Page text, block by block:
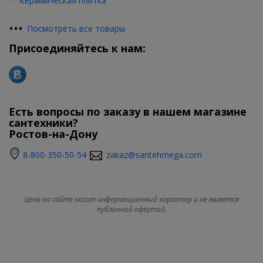
••• Посмотреть все товары
Присоединяйтесь к нам:
Есть вопросы по заказу в нашем магазине
сантехники?
Ростов-на-Дону
8-800-350-50-54 zakaz@santehmega.com
Цена на сайте носит информационный характер и не является
публичной офертой.